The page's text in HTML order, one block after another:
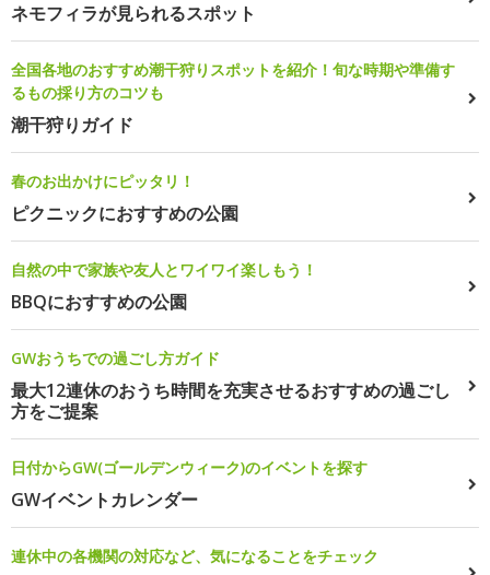
ネモフィラが見られるスポット
全国各地のおすすめ潮干狩りスポットを紹介！旬な時期や準備す
るもの採り方のコツも
潮干狩りガイド
春のお出かけにピッタリ！
ピクニックにおすすめの公園
自然の中で家族や友人とワイワイ楽しもう！
BBQにおすすめの公園
GWおうちでの過ごし方ガイド
最大12連休のおうち時間を充実させるおすすめの過ごし
方をご提案
日付からGW(ゴールデンウィーク)のイベントを探す
GWイベントカレンダー
連休中の各機関の対応など、気になることをチェック